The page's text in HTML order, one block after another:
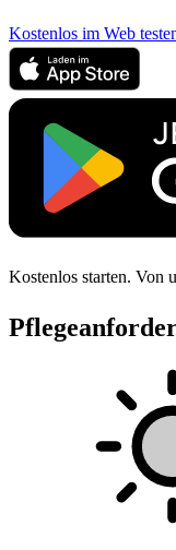
Kostenlos im Web
Kostenlos starten. Von